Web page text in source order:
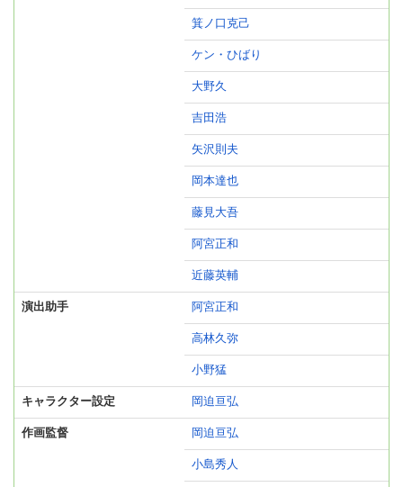
箕ノ口克己
ケン・ひばり
大野久
吉田浩
矢沢則夫
岡本達也
藤見大吾
阿宮正和
近藤英輔
演出助手 阿宮正和
高林久弥
小野猛
キャラクター設定 岡迫亘弘
作画監督 岡迫亘弘
小島秀人